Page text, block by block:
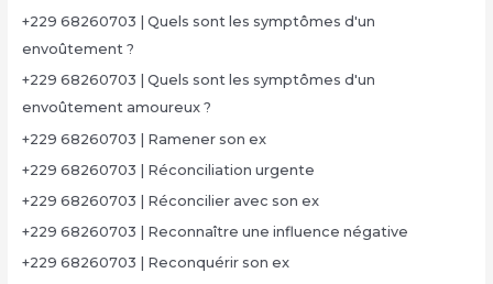
+229 68260703 | Quels sont les symptômes d'un
envoûtement ?
+229 68260703 | Quels sont les symptômes d'un
envoûtement amoureux ?
+229 68260703 | Ramener son ex
+229 68260703 | Réconciliation urgente
+229 68260703 | Réconcilier avec son ex
+229 68260703 | Reconnaître une influence négative
+229 68260703 | Reconquérir son ex